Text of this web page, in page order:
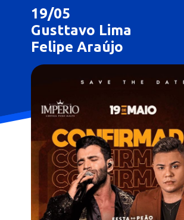
19/05
Gusttavo Lima
Felipe Araújo